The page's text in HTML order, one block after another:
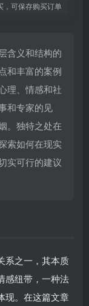
，可保存购买订单
含义和结构的
和丰富的案例
理、情感和社
和专家的见
。独特之处在
索如何在现实
实可行的建议
系之一，其本质
感纽带，一种法
现。在这篇文章